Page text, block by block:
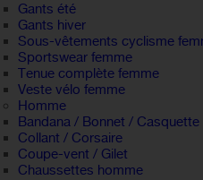
Gants été
Gants hiver
Sous-vêtements cyclisme
Sportswear femme
Tenue complète femme
Veste vélo femme
Homme
Bandana / Bonnet / Casquette
Collant / Corsaire
Coupe-vent / Gilet
Chaussettes homme